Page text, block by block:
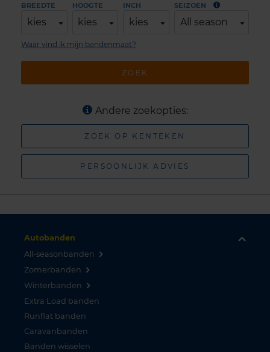
BREEDTE
kies
HOOGTE
kies
INCH
kies
SEIZOEN
All season
ZOEK
Waar vind ik mijn bandenmaat?
Andere zoekopties:
ZOEK OP KENTEKEN
PERSOONLIJK ADVIES
Autobanden
All-seasonbanden
Zomerbanden
Winterbanden
Extra Load banden
Runflat banden
Caravanbanden
Banden wisselen